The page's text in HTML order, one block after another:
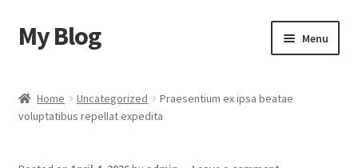
Skip
to
Skip
to
My Blog Menu
Cart
Checkout
Home Uncategorized
Praesentium ex ipsa beatae
voluptatibus repellat expedita